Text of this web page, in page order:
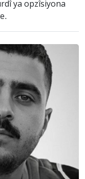
ya opzîsiyona